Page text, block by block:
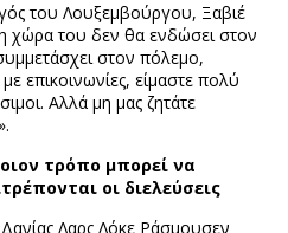
του Λουξεμβούργου, Ξαβιέ
χώρα του δεν θα ενδώσει στον
στον πόλεμο,
επικοινωνίες, είμαστε πολύ
Αλλά μη μας ζητάτε
τρόπο μπορεί να
οι διελεύσεις
Λαρς Λόκε Ράσμουσεν